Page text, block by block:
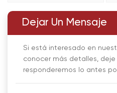
Dejar Un Mensaje
Si está interesado en
conocer más detalles, deje
responderemos lo antes